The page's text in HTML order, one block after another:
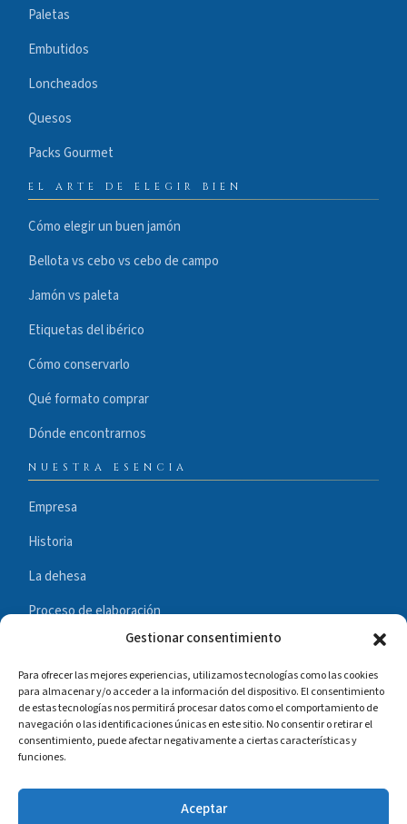
Gestionar consentimiento
Para ofrecer las mejores experiencias, utilizamos tecnologías como las cookies
para almacenar y/o acceder a la información del dispositivo. El consentimiento
de estas tecnologías nos permitirá procesar datos como el comportamiento de
navegación o las identificaciones únicas en este sitio. No consentir o retirar el
consentimiento, puede afectar negativamente a ciertas características y
funciones.
Aceptar
Paletas
Embutidos
Loncheados
Quesos
Packs Gourmet
EL ARTE DE ELEGIR BIEN
Cómo elegir un buen jamón
Bellota vs cebo vs cebo de campo
Jamón vs paleta
Etiquetas del ibérico
Cómo conservarlo
Qué formato comprar
Dónde encontrarnos
NUESTRA ESENCIA
Empresa
Historia
La dehesa
Proceso de elaboración
Compromiso con la calidad
Hazte distribuidor
Disfruta de lo nuestro
¿Tienes dudas sobre nuestros productos?